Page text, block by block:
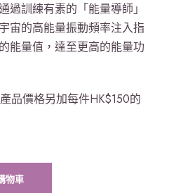
過訓練有素的「能量導師」
宙的高能量振動頻率注入指
能量值，達至更高的能量功
品價格另加每件HK$150的
物車